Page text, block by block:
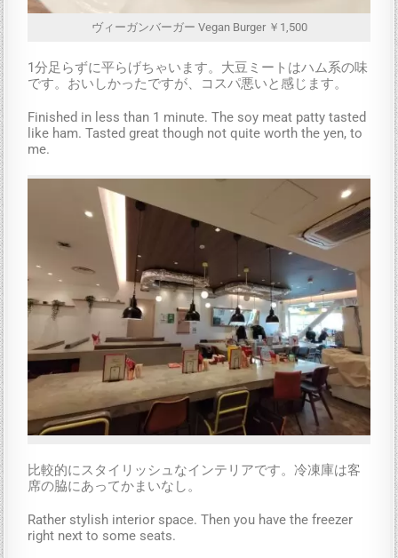
ヴィーガンバーガー Vegan Burger ￥1,500
1分足らずに平らげちゃいます。大豆ミートはハム系の味
です。おいしかったですが、コスパ悪いと感じます。
Finished in less than 1 minute. The soy meat patty tasted
like ham. Tasted great though not quite worth the yen, to
me.
比較的にスタイリッシュなインテリアです。冷凍庫は客
席の脇にあってかまいなし。
Rather stylish interior space. Then you have the freezer
right next to some seats.